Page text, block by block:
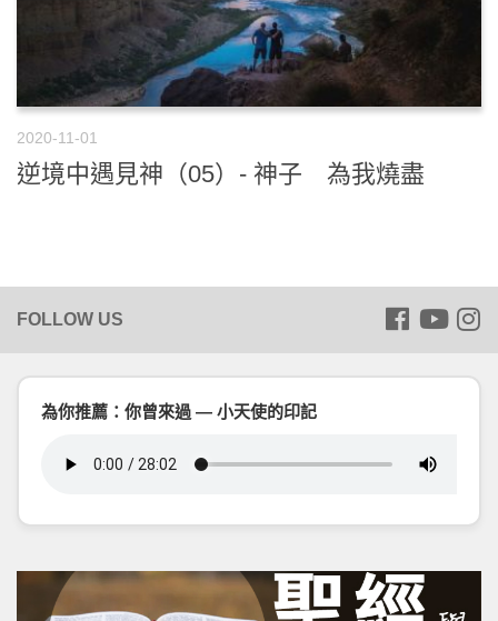
2020-11-01
逆境中遇見神（05）- 神子 為我燒盡
為你推薦：你曾來過 — 小天使的印記